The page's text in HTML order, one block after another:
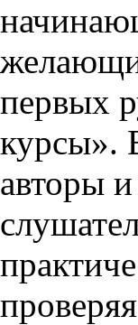
первых
курсы».
авторы